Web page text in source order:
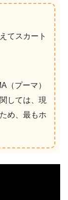
てスカート
（プーマ）
しては、現
め、最もホ